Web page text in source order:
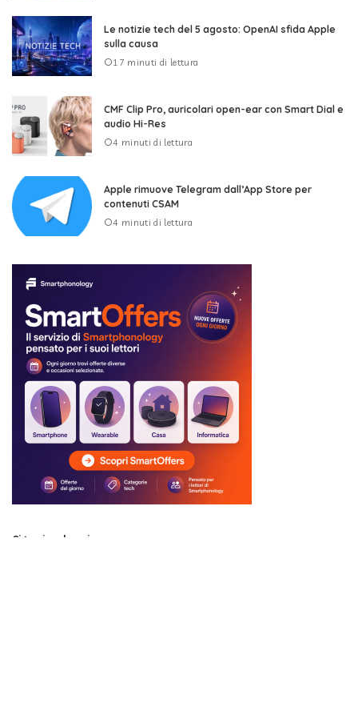
Le notizie tech del 5 agosto: OpenAI sfida Apple
sulla causa
17 minuti di lettura
CMF Clip Pro, auricolari open-ear con Smart Dial e
audio Hi-Res
4 minuti di lettura
Apple rimuove Telegram dall’App Store per
contenuti CSAM
4 minuti di lettura
Ci trovi anche qui: